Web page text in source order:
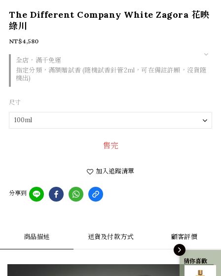
猜你喜歡
The Different Company White Zagora 花映
綠川
全店，滿千免運
指定分類，滿額贈試香 (隨機試香針管2ml，可在備註許願，沒貨隨
機出)
NT$4,580
尺寸
售完
加入追蹤清單
分享到
商品描述 送貨及付款方式 顧客評價